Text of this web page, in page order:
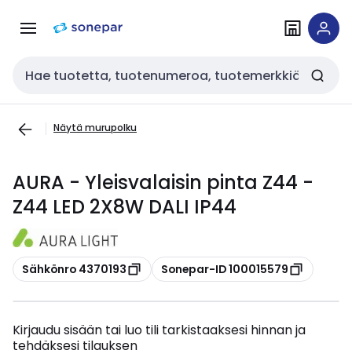
navigointiinsisältöön
Haku
Näytä murupolku
AURA - Yleisvalaisin pinta Z44 -
Z44 LED 2X8W DALI IP44
Kopioi
Sähkönro 4370193 Kopioi
Sonepar-ID 100015579
Kirjaudu sisään tai luo tili tarkistaaksesi hinnan ja
tehdäksesi tilauksen